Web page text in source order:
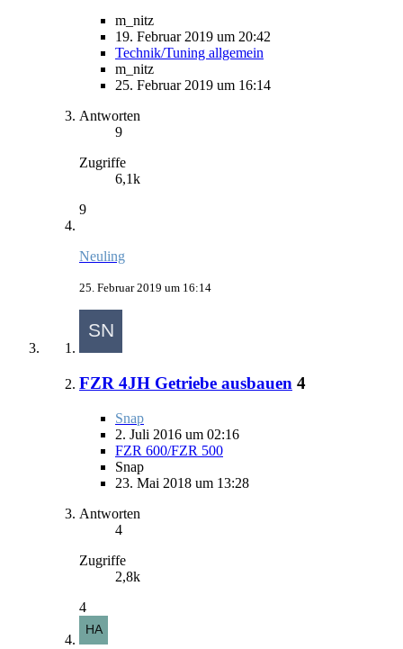
m_nitz
19. Februar 2019 um 20:42
Technik/Tuning allgemein
m_nitz
25. Februar 2019 um 16:14
Antworten
9
Zugriffe
6,1k
9
Neuling
25. Februar 2019 um 16:14
FZR 4JH Getriebe ausbauen 4
Snap
2. Juli 2016 um 02:16
FZR 600/FZR 500
Snap
23. Mai 2018 um 13:28
Antworten
4
Zugriffe
2,8k
4